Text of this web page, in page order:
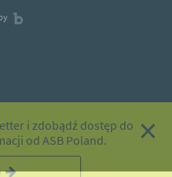
i zdobądź dostęp do
od ASB Poland.
×